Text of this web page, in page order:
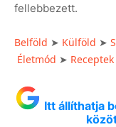
fellebbezett.
Belföld ➤ Külföld ➤
Életmód ➤ Receptek
Itt állíthatja